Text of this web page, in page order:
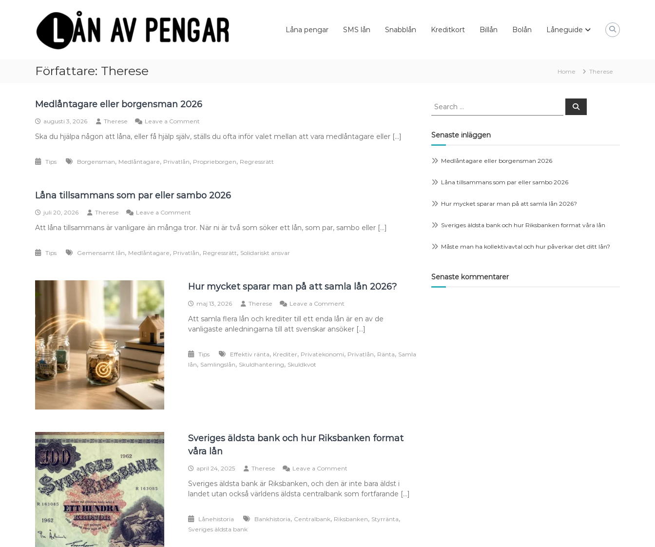
Lån
av
pengar
–
du
om
låna
pengar
Låna pengar SMS lån Snabblån Kreditkort Billån Bolån Låneguide
Författare: Therese Home Therese
Medlåntagare eller borgensman 2026
augusti 3, 2026 Therese Leave a Comment
eller
Ska du hjälpa någon att låna, eller få hjälp själv, ställs du ofta inför valet mellan att vara medlåntagare eller […]
Tips Borgensman, Medlåntagare, Privatlån, Proprieborgen, Regressrätt
Låna tillsammans som par eller sambo 2026
juli 20, 2026 Therese Leave a Comment
tillsammans
eller
Att låna tillsammans är vanligare än många tror. När ni är två som söker ett lån, som par, sambo eller […]
Tips Gemensamt lån, Medlåntagare, Privatlån, Regressrätt, Solidariskt ansvar
Hur mycket sparar man på att samla lån 2026?
maj 13, 2026 Therese Leave a Comment
mycket
sparar
att
Att samla flera lån och krediter till ett enda lån är en av de
vanligaste anledningarna till att svenskar ansöker […]
Tips Effektiv ränta, Krediter, Privatekonomi, Privatlån, Ränta, Samla
lån, Samlingslån, Skuldhantering, Skuldkvot
Sveriges äldsta bank och hur Riksbanken format
våra lån
april 24, 2025 Therese Leave a Comment
äldsta
bank
Riksbanken
Sveriges äldsta bank är Riksbanken, och den är inte bara äldst i
landet utan också världens äldsta centralbank som fortfarande […]
Lånehistoria Bankhistoria, Centralbank, Riksbanken, Styrränta,
Sveriges äldsta bank
Search
Search
Senaste inläggen
Medlåntagare eller borgensman 2026
Låna tillsammans som par eller sambo 2026
Hur mycket sparar man på att samla lån 2026?
Sveriges äldsta bank och hur Riksbanken format våra lån
Måste man ha kollektivavtal och hur påverkar det ditt lån?
Senaste kommentarer